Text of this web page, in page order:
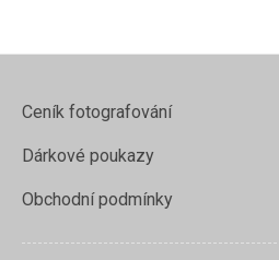
Ceník fotografování
Dárkové poukazy
Obchodní podmínky